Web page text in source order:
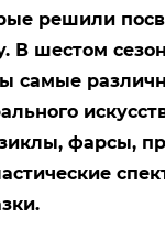
решили
В шестом
самые
фарсы,